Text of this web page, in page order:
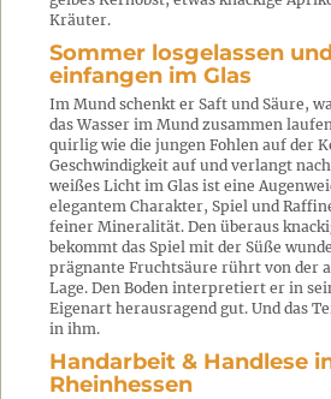
Kräuter.
Sommer losgelassen
einfangen im Glas
Im Mund schenkt er Saft und Säure,
das Wasser im Mund zusammen
quirlig wie die jungen Fohlen auf der
Geschwindigkeit auf und verlangt
weißes Licht im Glas ist eine
elegantem Charakter, Spiel und
feiner Mineralität. Den überaus
bekommt das Spiel mit der Süße
prägnante Fruchtsäure rührt von der
Lage. Den Boden interpretiert er in
Eigenart herausragend gut. Und das
in ihm.
Handarbeit & Handlese
Rheinhessen